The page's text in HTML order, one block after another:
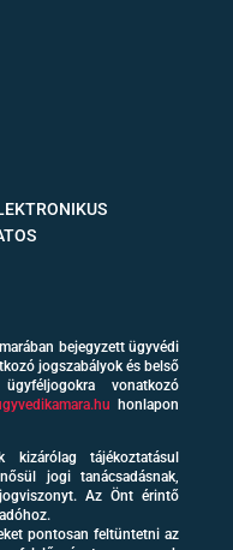
bejegyzett ügyvédi
jogszabályok és belső
vonatkozó
honlapon
tájékoztatásul
jogi tanácsadásnak,
Az Önt érintő
pontosan feltüntetni az